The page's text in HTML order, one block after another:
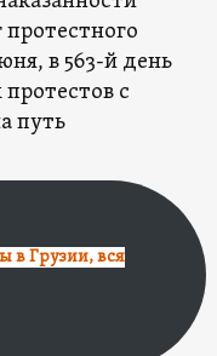
в 563-й день
с
путь
в Грузии, вся